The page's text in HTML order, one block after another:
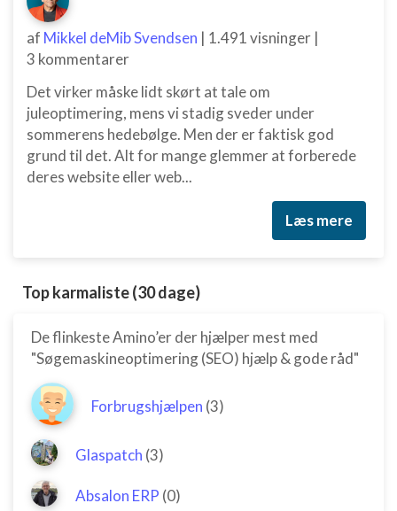
af Mikkel deMib Svendsen | 1.491 visninger |
3 kommentarer
Det virker måske lidt skørt at tale om
juleoptimering, mens vi stadig sveder under
sommerens hedebølge. Men der er faktisk god
grund til det. Alt for mange glemmer at forberede
deres website eller web...
Læs mere
Top karmaliste (30 dage)
De flinkeste Amino’er der hjælper mest med
"Søgemaskineoptimering (SEO) hjælp & gode råd"
Forbrugshjælpen (3)
Glaspatch (3)
Absalon ERP (0)